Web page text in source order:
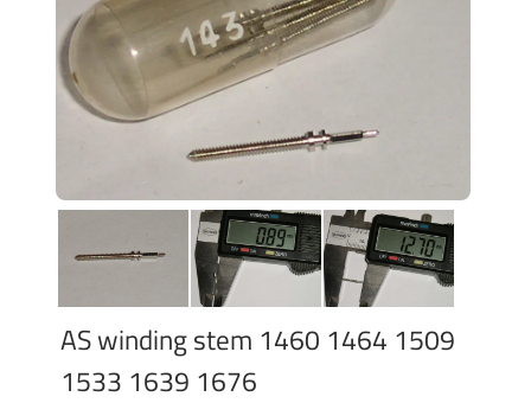
AS winding stem 1460 1464 1509
1533 1639 1676